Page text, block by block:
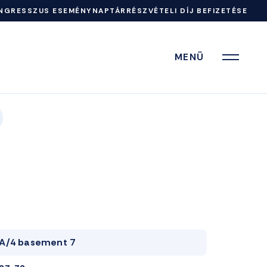
ESEMÉNYNAPTÁRRÉSZVÉTELI DÍJ BEFIZETÉSE
MENÜ
4 basement 7